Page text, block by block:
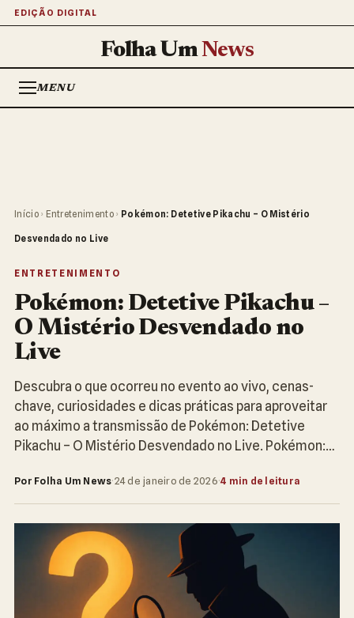
EDIÇÃO DIGITAL
Folha UmNews
MENU
Início › Entretenimento › Pokémon: Detetive Pikachu – O Mistério
Desvendado no Live
ENTRETENIMENTO
Pokémon: Detetive Pikachu –
O Mistério Desvendado no
Live
Descubra o que ocorreu no evento ao vivo, cenas-
chave, curiosidades e dicas práticas para aproveitar
ao máximo a transmissão de Pokémon: Detetive
Pikachu – O Mistério Desvendado no Live. Pokémon:…
Por Folha Um News·24 de janeiro de 2026·4 min de leitura